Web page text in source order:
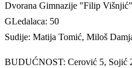
Dvorana Gimnazije "Filip
GLedalaca: 50
Sudije: Matija Tomić, Miloš
BUDUĆNOST: Cerović 5, Sojić